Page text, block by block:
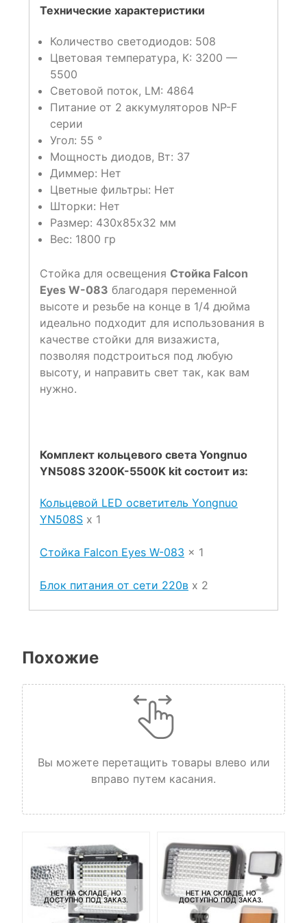
Технические характеристики
Количество светодиодов: 508
Цветовая температура, К: 3200 —
5500
Световой поток, LM: 4864
Питание от 2 аккумуляторов NP-F
серии
Угол: 55 °
Мощность диодов, Вт: 37
Диммер: Нет
Цветные фильтры: Нет
Шторки: Нет
Размер: 430х85х32 мм
Вес: 1800 гр
Стойка для освещения Стойка Falcon
Eyes W-083 благодаря переменной
высоте и резьбе на конце в 1/4 дюйма
идеально подходит для использования в
качестве стойки для визажиста,
позволяя подстроиться под любую
высоту, и направить свет так, как вам
нужно.
Комплект кольцевого света Yongnuo
YN508S 3200K-5500K kit состоит из:
Кольцевой LED осветитель Yongnuo
YN508S х 1
Стойка Falcon Eyes W-083 x 1
Блок питания от сети 220в x 2
Похожие
Вы можете перетащить товары влево или
вправо путем касания.
НЕТ НА СКЛАДЕ, НО
ДОСТУПНО ПОД ЗАКАЗ.
НЕТ НА СКЛАДЕ, НО
ДОСТУПНО ПОД ЗАКАЗ.